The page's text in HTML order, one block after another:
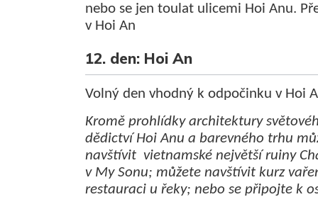
nebo se jen toulat ulicemi Hoi Anu.
v Hoi An
12. den: Hoi An
Volný den vhodný k odpočinku v Hoi
Kromě prohlídky architektury
dědictví Hoi Anu a barevného trhu
navštívit vietnamské největší ruiny
v My Sonu; můžete navštívit kurz
restauraci u řeky; nebo se připojte k